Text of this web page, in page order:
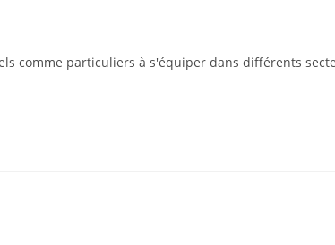
comme particuliers à s'équiper dans différents